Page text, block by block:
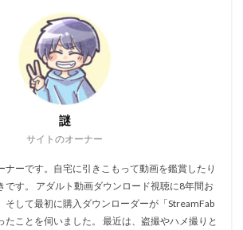
謎
サイトのオーナー
ナーです。自宅に引きこもって動画を鑑賞したり
です。 アダルト動画ダウンロード視聴に8年間お
そして最初に購入ダウンローダーが「StreamFab
たことを伺いました。 最近は、盗撮やハメ撮りと